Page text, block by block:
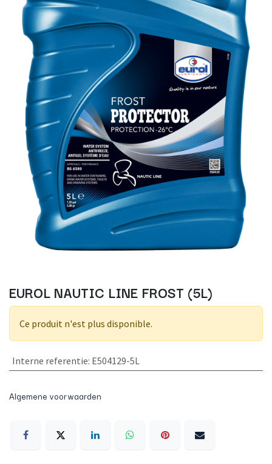
EUROL NAUTIC LINE FROST (5L)
Ce produit n'est plus disponible.
Interne referentie: E504129-5L
Algemene voorwaarden